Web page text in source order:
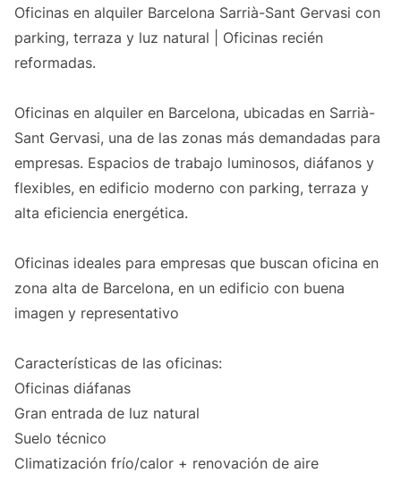
Oficinas en alquiler Barcelona Sarrià-Sant Gervasi con
parking, terraza y luz natural | Oficinas recién
reformadas.
Oficinas en alquiler en Barcelona, ubicadas en Sarrià-
Sant Gervasi, una de las zonas más demandadas para
empresas. Espacios de trabajo luminosos, diáfanos y
flexibles, en edificio moderno con parking, terraza y
alta eficiencia energética.
Oficinas ideales para empresas que buscan oficina en
zona alta de Barcelona, en un edificio con buena
imagen y representativo
Características de las oficinas:
Oficinas diáfanas
Gran entrada de luz natural
Suelo técnico
Climatización frío/calor + renovación de aire